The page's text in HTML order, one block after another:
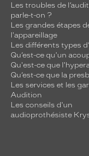
Les troubles de
parle-t-on ?
Les grandes étapes
l'appareillage
Les différents types
Qu’est-ce qu'un
Qu'est-ce que
Qu’est-ce que la
Les services et les
Audition
Les conseils d'un
audioprothésiste